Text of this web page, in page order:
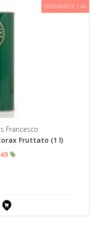
RISPARMIO € 1,44
Francesco
Fruttato (1 l)